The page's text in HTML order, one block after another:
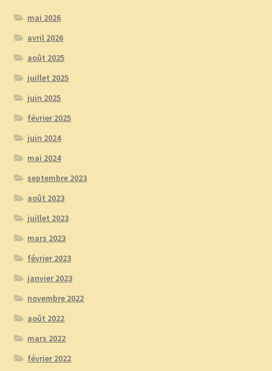
mai 2026
avril 2026
août 2025
juillet 2025
juin 2025
février 2025
juin 2024
mai 2024
septembre 2023
août 2023
juillet 2023
mars 2023
février 2023
janvier 2023
novembre 2022
août 2022
mars 2022
février 2022